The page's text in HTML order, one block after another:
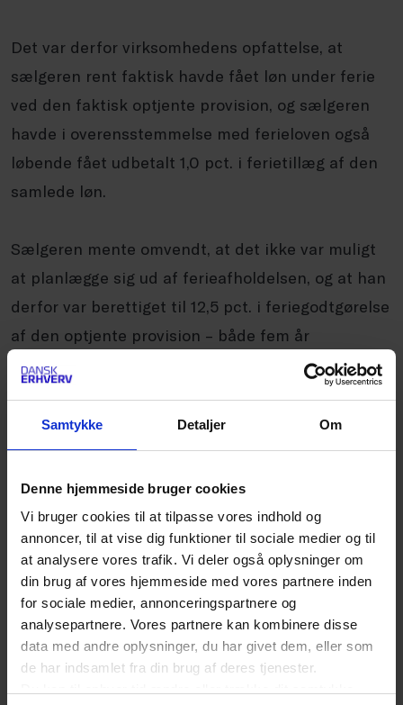
Samtykke Detaljer Om
Denne hjemmeside bruger cookies
Vi bruger cookies til at tilpasse vores indhold og
annoncer, til at vise dig funktioner til sociale medier og til
at analysere vores trafik. Vi deler også oplysninger om
din brug af vores hjemmeside med vores partnere inden
for sociale medier, annonceringspartnere og
analysepartnere. Vores partnere kan kombinere disse
data med andre oplysninger, du har givet dem, eller som
de har indsamlet fra din brug af deres tjenester.
Det var derfor virksomhedens opfattelse, at
sælgeren rent faktisk havde fået løn under ferie
ved den faktisk optjente provision, og sælgeren
havde i overensstemmelse med ferieloven også
løbende fået udbetalt 1,0 pct. i ferietillæg af den
samlede løn.
Sælgeren mente omvendt, at det ikke var muligt
at planlægge sig ud af ferieafholdelsen, og at han
derfor var berettiget til 12,5 pct. i feriegodtgørelse
af den optjente provision – både fem år
bagudrettet og fremadrettet. Det var herefter op
til sælgeren at påvise, at han rent faktisk mistede
provisionsindtægt som følge af ferieafholdelsen.
Byrettens dom
Byretten fandt, at de fremlagte oversigter over
provisionsindtægten viste, at provisionen var
meget svingende, og at det ikke nødvendigvis var
i de måneder, som sælgeren afholdt ferie. Så
allerede fordi sælgeren ikke havde dokumenteret
en nedgang i den samlede provisionsindtægt på
grund af ferie, blev virksomheden frifundet.